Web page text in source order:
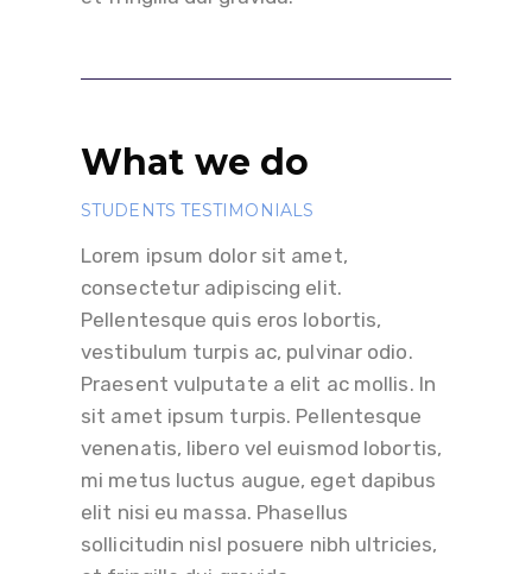
What we do
STUDENTS TESTIMONIALS
Lorem ipsum dolor sit amet,
consectetur adipiscing elit.
Pellentesque quis eros lobortis,
vestibulum turpis ac, pulvinar odio.
Praesent vulputate a elit ac mollis. In
sit amet ipsum turpis. Pellentesque
venenatis, libero vel euismod lobortis,
mi metus luctus augue, eget dapibus
elit nisi eu massa. Phasellus
sollicitudin nisl posuere nibh ultricies,